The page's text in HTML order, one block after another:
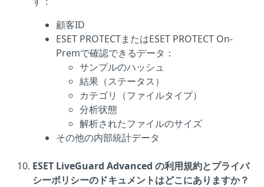
顧客ID
ESET PROTECTまたはESET PROTECT On-
Premで確認できるデータ：
サンプルのハッシュ
結果（ステータス）
カテゴリ（ファイルタイプ）
分析状態
解析されたファイルのサイズ
その他の内部統計データ
ESET LiveGuard Advanced の利用規約とプライバ
シーポリシーのドキュメントはどこにありますか？